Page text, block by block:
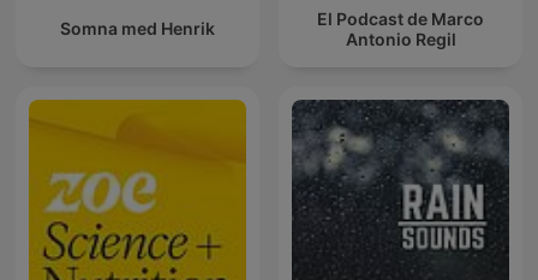
Somna med Henrik
El Podcast de Marco
Antonio Regil